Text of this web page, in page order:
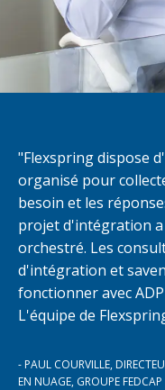
"Flexspring dispose
organisé pour
besoin et les
projet d'intégration
orchestré. Les
d'intégration et
fonctionner avec
L'équipe de
- PAUL COURVILLE,
EN NUAGE, GROUPE FEDCAP